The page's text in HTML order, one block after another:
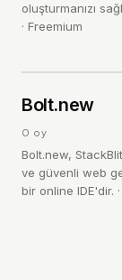
oluşturmanızı
· Freemium
B
Bolt.new
0 oy
Bolt.new,
ve güvenli web
bir online IDE'dir. ·